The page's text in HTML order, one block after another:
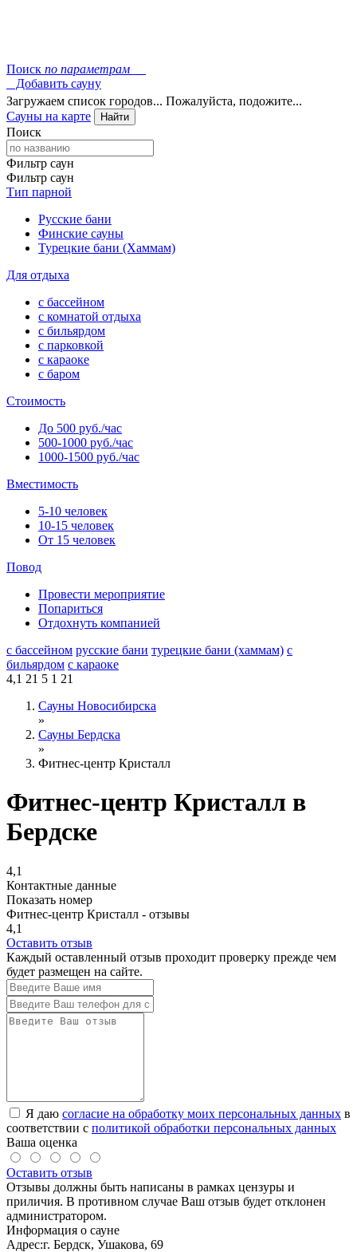
Поиск по параметрам
Добавить сауну
Загружаем список городов... Пожалуйста, подожите...
Сауны на карте
Найти
Поиск
Фильтр саун
Фильтр саун
Тип парной
Русские бани
Финские сауны
Турецкие бани (Хаммам)
Для отдыха
с бассейном
с комнатой отдыха
с бильярдом
с парковкой
с караоке
с баром
Стоимость
До 500 руб./час
500-1000 руб./час
1000-1500 руб./час
Вместимость
5-10 человек
10-15 человек
От 15 человек
Повод
Провести мероприятие
Попариться
Отдохнуть компанией
с бассейном русские бани турецкие бани (хаммам) с
бильярдом с караоке
4,1 21 5 1 21
Сауны Новосибирска
»
Сауны Бердска
»
Фитнес-центр Кристалл
Фитнес-центр Кристалл в
Бердске
4,1
Контактные данные
Показать номер
Фитнес-центр Кристалл - отзывы
4,1
Оставить отзыв
Каждый оставленный отзыв проходит проверку прежде чем
будет размещен на сайте.
Я даю согласие на обработку моих персональных данных в
соответствии с политикой обработки персональных данных
Ваша оценка
Оставить отзыв
Отзывы должны быть написаны в рамках цензуры и
приличия. В противном случае Ваш отзыв будет отклонен
администратором.
Информация о сауне
Адрес:г. Бердск, Ушакова, 69